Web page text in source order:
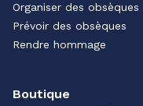
Organiser des obsèques
Prévoir des obsèques
Rendre hommage
Boutique